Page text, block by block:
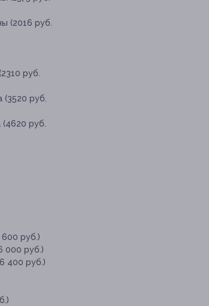
(2016 руб.
руб.
руб.
руб.
руб.)
000 руб.)
400 руб.)